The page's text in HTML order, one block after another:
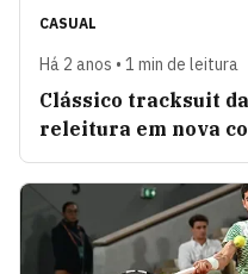
CASUAL
Há 2 anos • 1 min de leitura
Clássico tracksuit
releitura em nova